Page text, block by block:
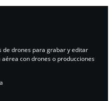
de drones para grabar y editar
con drones o producciones